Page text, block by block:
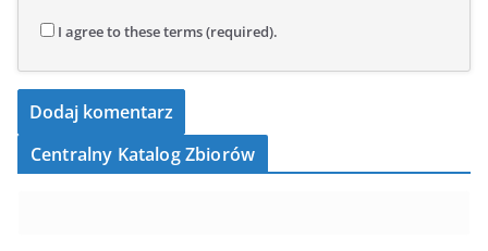
I agree to these terms (required).
Centralny Katalog Zbiorów